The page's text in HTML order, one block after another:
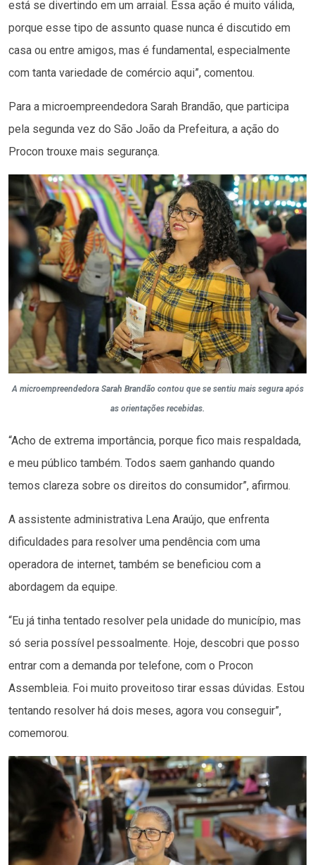
está se divertindo em um arraial. Essa ação é muito válida,
porque esse tipo de assunto quase nunca é discutido em
casa ou entre amigos, mas é fundamental, especialmente
com tanta variedade de comércio aqui”, comentou.
Para a microempreendedora Sarah Brandão, que participa
pela segunda vez do São João da Prefeitura, a ação do
Procon trouxe mais segurança.
A microempreendedora Sarah Brandão contou que se sentiu mais segura após
as orientações recebidas.
“Acho de extrema importância, porque fico mais respaldada,
e meu público também. Todos saem ganhando quando
temos clareza sobre os direitos do consumidor”, afirmou.
A assistente administrativa Lena Araújo, que enfrenta
dificuldades para resolver uma pendência com uma
operadora de internet, também se beneficiou com a
abordagem da equipe.
“Eu já tinha tentado resolver pela unidade do município, mas
só seria possível pessoalmente. Hoje, descobri que posso
entrar com a demanda por telefone, com o Procon
Assembleia. Foi muito proveitoso tirar essas dúvidas. Estou
tentando resolver há dois meses, agora vou conseguir”,
comemorou.